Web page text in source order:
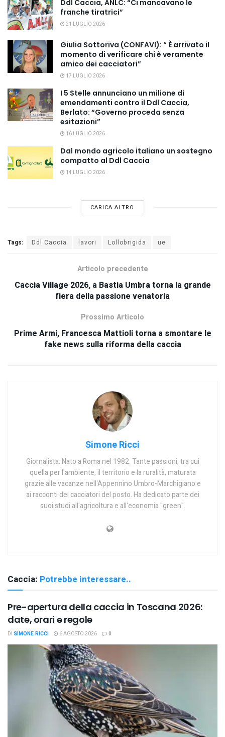
Ddl Caccia, ANLC: “Ci mancavano le
franche tiratrici”
21 LUGLIO 2026
Giulia Sottoriva (CONFAVI): “ È arrivato il
momento di verificare chi è veramente
amico dei cacciatori”
17 LUGLIO 2026
I 5 Stelle annunciano un milione di
emendamenti contro il Ddl Caccia,
Berlato: “Governo proceda senza
esitazioni”
16 LUGLIO 2026
Dal mondo agricolo italiano un sostegno
compatto al Ddl Caccia
14 LUGLIO 2026
CARICA ALTRO
Tags: Ddl Caccia lavori Lollobrigida ue
Articolo precedente
Caccia Village 2026, a Bastia Umbra torna la grande
fiera della passione venatoria
Prossimo Articolo
Prime Armi, Francesca Mattioli torna a smontare le
fake news sulla riforma della caccia
Simone Ricci
Giornalista. Nato a Roma nel 1982. Tante passioni, tra cui
quella per l'ambiente, il territorio e la ruralità, maturata
grazie alle vacanze nell'Appennino Umbro-Marchigiano e
ai racconti dei cacciatori del posto. Ha dedicato parte dei
suoi studi all'agricoltura e all'economia "green".
Caccia: Potrebbe interessare..
Pre-apertura della caccia in Toscana 2026:
date, orari e regole
DI SIMONE RICCI 6 AGOSTO 2026 0